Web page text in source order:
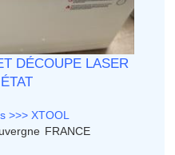
DÉCOUPE LASER
>>> XTOOL
FRANCE